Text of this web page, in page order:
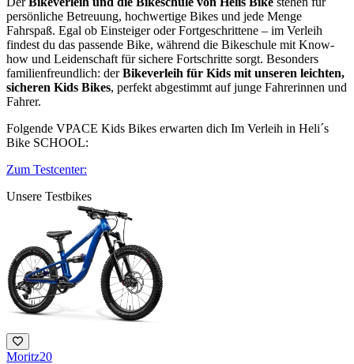
persönliche Betreuung, hochwertige Bikes und jede Menge
Fahrspaß. Egal ob Einsteiger oder Fortgeschrittene – im Verleih
findest du das passende Bike, während die Bikeschule mit Know-
how und Leidenschaft für sichere Fortschritte sorgt. Besonders
familienfreundlich: derBikeverleih für Kids mit unseren leichten,
sicheren Kids Bikes, perfekt abgestimmt auf junge Fahrerinnen und
Fahrer.
Folgende VPACE Kids Bikes erwarten dich Im Verleih in Heli´s
Bike SCHOOL:
Zum Testcenter:
Unsere Testbikes
Moritz20